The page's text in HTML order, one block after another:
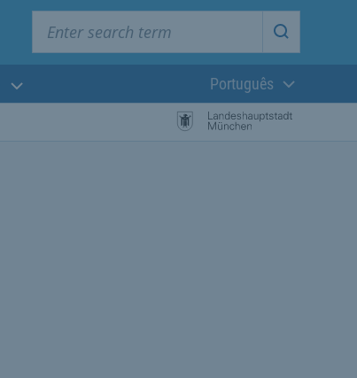
Start
Língua atual:
Português